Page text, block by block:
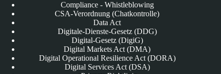
Compliance - Whistleblowing
CSA-Verordnung (Chatkontrolle)
Data Act
Digitale-Dienste-Gesetz (DDG)
Digital-Gesetz (DigiG)
Digital Markets Act (DMA)
Digital Operational Resilience Act (DORA)
Digital Services Act (DSA)